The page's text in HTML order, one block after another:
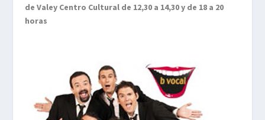
de Valey Centro Cultural de 12,30 a 14,30 y de 18 a 20
horas